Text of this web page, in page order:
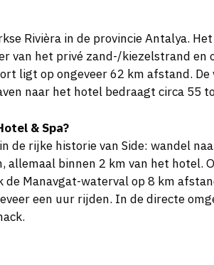
Rivièra in de provincie Antalya.
van het privé zand-/kiezelstrand
ligt op ongeveer 62 km afstand.
naar het hotel bedraagt circa 55
& Spa?
de rijke historie van Side: wandel
allemaal binnen 2 km van het
Manavgat-waterval op 8 km
een uur rijden. In de directe